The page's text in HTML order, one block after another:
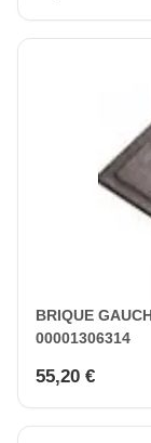
BRIQUE
00001306314
55,20 €